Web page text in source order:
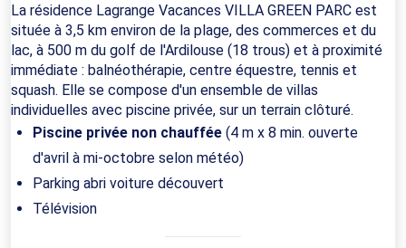
La résidence Lagrange Vacances VILLA GREEN PARC est
située à 3,5 km environ de la plage, des commerces et du
lac, à 500 m du golf de l'Ardilouse (18 trous) et à proximité
immédiate : balnéothérapie, centre équestre, tennis et
squash. Elle se compose d'un ensemble de villas
individuelles avec piscine privée, sur un terrain clôturé.
Piscine privée non chauffée (4 m x 8 min. ouverte
d'avril à mi-octobre selon météo)
Parking abri voiture découvert
Télévision